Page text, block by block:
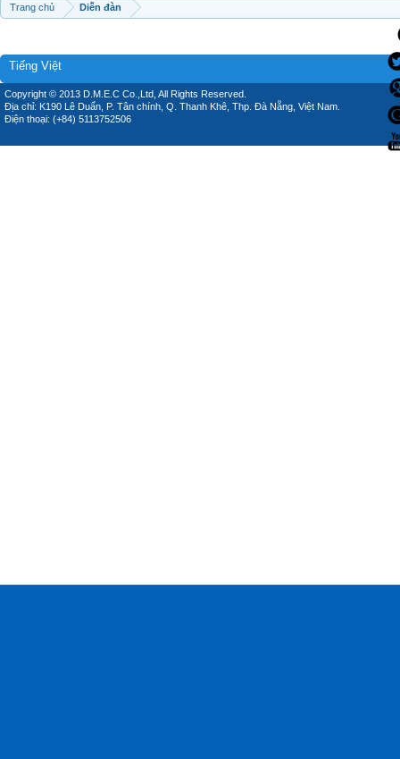
Trang chủ Diễn đàn
Tiếng Việt
Copyright © 2013 D.M.E.C Co.,Ltd, All Rights Reserved.
Địa chỉ: K190 Lê Duẩn, P. Tân chính, Q. Thanh Khê, Thp. Đà Nẵng, Việt Nam.
Điện thoại: (+84) 5113752506